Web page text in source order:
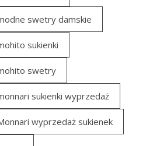
swetry damskie
sukienki
swetry
sukienki wyprzedaż
wyprzedaż sukienek